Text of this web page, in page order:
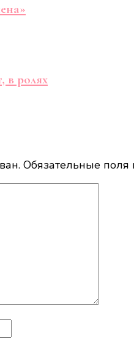
в ролях
Обязательные